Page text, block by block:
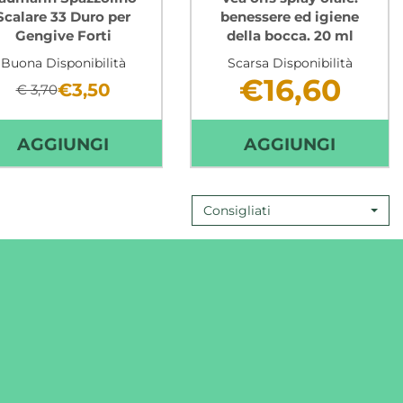
33 Duro per
Gengive Forti
Buona Disponibilità
€ 3,70€3,50
AGGIUNGI AGGIUNGI TAUMARIN
SPAZZOLINO
DURO
benessere ed igiene
della bocca. 20 ml
Scarsa Disponibilità
€16,60
AGGIUNGI
ORIS
SPRAY
ORALE:
Consigliati